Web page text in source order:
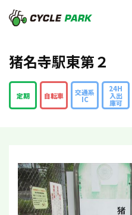
猪名寺駅東第２
定期 自転車 交通系
IC
24H
入出
庫可